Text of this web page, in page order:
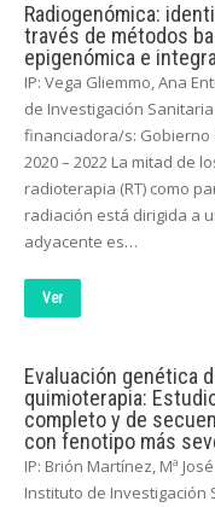
Radiogenómica:
través de métodos
epigenómica e
IP: Vega Gliemmo, Ana
de Investigación
financiadora/s: Gobierno
2020 – 2022 La mitad de
radioterapia (RT) como
radiación está dirigida a
adyacente es…
Ver
Evaluación genética
quimioterapia:
completo y de
con fenotipo más
IP: Brión Martínez, Mª
Instituto de Investigación